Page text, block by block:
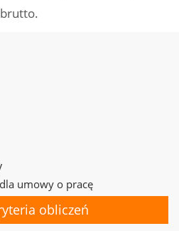
umowy o pracę
obliczeń